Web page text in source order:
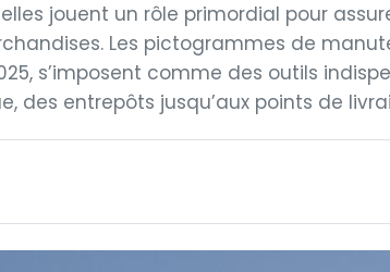
jouent un rôle primordial pour
Les pictogrammes de
s’imposent comme des outils
des entrepôts jusqu’aux points de